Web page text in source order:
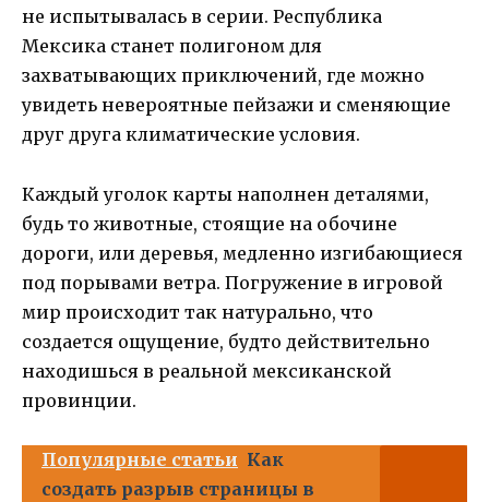
не испытывалась в серии. Республика
Мексика станет полигоном для
захватывающих приключений, где можно
увидеть невероятные пейзажи и сменяющие
друг друга климатические условия.
Каждый уголок карты наполнен деталями,
будь то животные, стоящие на обочине
дороги, или деревья, медленно изгибающиеся
под порывами ветра. Погружение в игровой
мир происходит так натурально, что
создается ощущение, будто действительно
находишься в реальной мексиканской
провинции.
Популярные статьи Как
создать разрыв страницы в